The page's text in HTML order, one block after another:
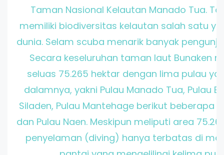
Taman Nasional Kelautan Manado Tua.
memiliki biodiversitas kelautan salah satu
dunia. Selam scuba menarik banyak
Secara keseluruhan taman laut Bunaken
seluas 75.265 hektar dengan lima pulau
dalamnya, yakni Pulau Manado Tua, Pulau
Siladen, Pulau Mantehage berikut beberapa
dan Pulau Naen. Meskipun meliputi area
penyelaman (diving) hanya terbatas di